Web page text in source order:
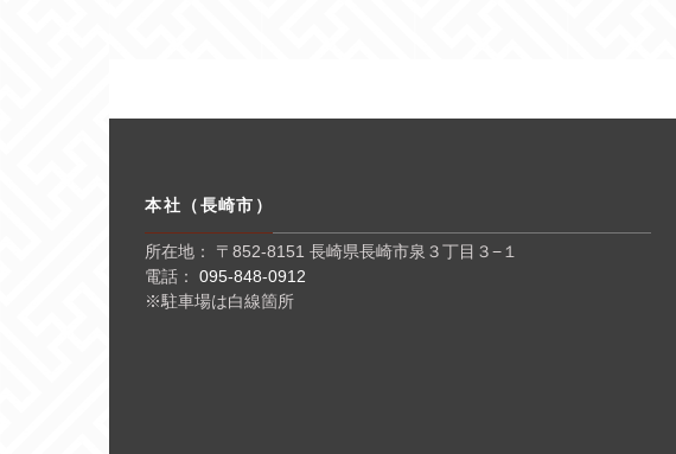
本社（長崎市）
所在地： 〒852-8151 長崎県長崎市泉３丁目３−１
電話：095-848-0912
※駐車場は白線箇所